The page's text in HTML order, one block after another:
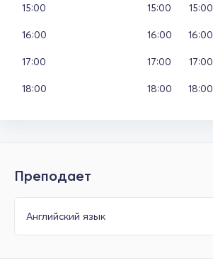
15:00
16:00
17:00
18:00
15:00
16:00
17:00
18:00
15:00
16:00
17:00
18:00
Преподает